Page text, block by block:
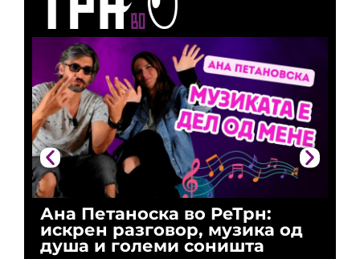
Ана Петаноска во РеТрн:
искрен разговор, музика од
душа и големи соништа